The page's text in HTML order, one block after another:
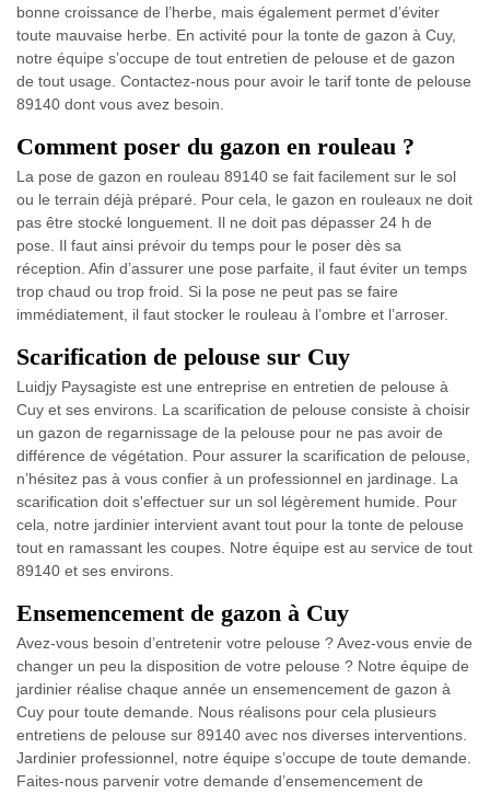
bonne croissance de l’herbe, mais également permet d’éviter
toute mauvaise herbe. En activité pour la tonte de gazon à Cuy,
notre équipe s’occupe de tout entretien de pelouse et de gazon
de tout usage. Contactez-nous pour avoir le tarif tonte de pelouse
89140 dont vous avez besoin.
Comment poser du gazon en rouleau ?
La pose de gazon en rouleau 89140 se fait facilement sur le sol
ou le terrain déjà préparé. Pour cela, le gazon en rouleaux ne doit
pas être stocké longuement. Il ne doit pas dépasser 24 h de
pose. Il faut ainsi prévoir du temps pour le poser dès sa
réception. Afin d’assurer une pose parfaite, il faut éviter un temps
trop chaud ou trop froid. Si la pose ne peut pas se faire
immédiatement, il faut stocker le rouleau à l’ombre et l’arroser.
Scarification de pelouse sur Cuy
Luidjy Paysagiste est une entreprise en entretien de pelouse à
Cuy et ses environs. La scarification de pelouse consiste à choisir
un gazon de regarnissage de la pelouse pour ne pas avoir de
différence de végétation. Pour assurer la scarification de pelouse,
n’hésitez pas à vous confier à un professionnel en jardinage. La
scarification doit s'effectuer sur un sol légèrement humide. Pour
cela, notre jardinier intervient avant tout pour la tonte de pelouse
tout en ramassant les coupes. Notre équipe est au service de tout
89140 et ses environs.
Ensemencement de gazon à Cuy
Avez-vous besoin d’entretenir votre pelouse ? Avez-vous envie de
changer un peu la disposition de votre pelouse ? Notre équipe de
jardinier réalise chaque année un ensemencement de gazon à
Cuy pour toute demande. Nous réalisons pour cela plusieurs
entretiens de pelouse sur 89140 avec nos diverses interventions.
Jardinier professionnel, notre équipe s’occupe de toute demande.
Faites-nous parvenir votre demande d’ensemencement de